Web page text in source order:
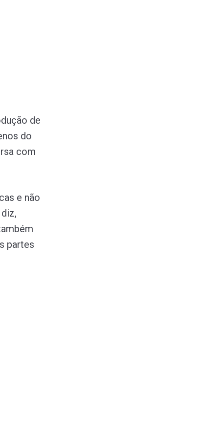
de
do
com
e não
partes